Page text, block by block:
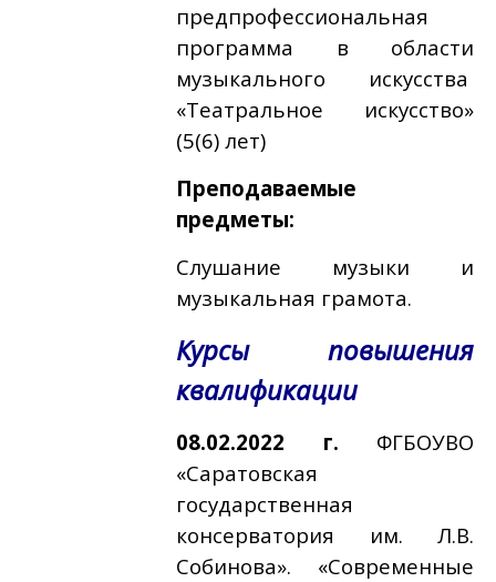
предпрофессиональная
программа в области
музыкального искусства
«Театральное искусство»
(5(6) лет)
Преподаваемые
предметы:
Слушание музыки и
музыкальная грамота.
Курсы повышения
квалификации
08.02.2022 г. ФГБОУВО
«Саратовская
государственная
консерватория им. Л.В.
Собинова». «Современные